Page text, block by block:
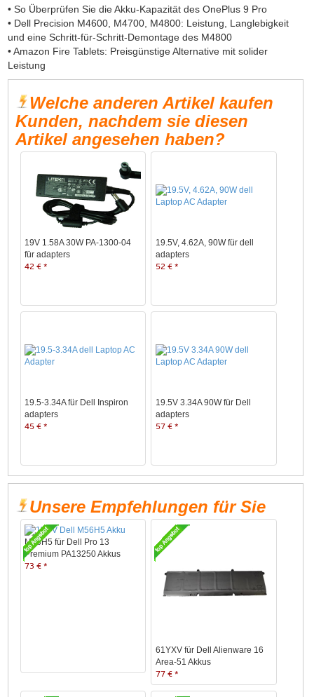
• So Überprüfen Sie die Akku-Kapazität des OnePlus 9 Pro
• Dell Precision M4600, M4700, M4800: Leistung, Langlebigkeit
und eine Schritt-für-Schritt-Demontage des M4800
• Amazon Fire Tablets: Preisgünstige Alternative mit solider
Leistung
Welche anderen Artikel kaufen
Kunden, nachdem sie diesen
Artikel angesehen haben?
19V 1.58A 30W PA-1300-04
für adapters
42 € *
19.5V, 4.62A, 90W für dell
adapters
52 € *
19.5-3.34A für Dell Inspiron
adapters
45 € *
19.5V 3.34A 90W für Dell
adapters
57 € *
Unsere Empfehlungen für Sie
M56H5 für Dell Pro 13
Premium PA13250 Akkus
73 € *
61YXV für Dell Alienware 16
Area-51 Akkus
77 € *